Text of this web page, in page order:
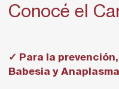
Conocé el
✓ Para la
Babesia y